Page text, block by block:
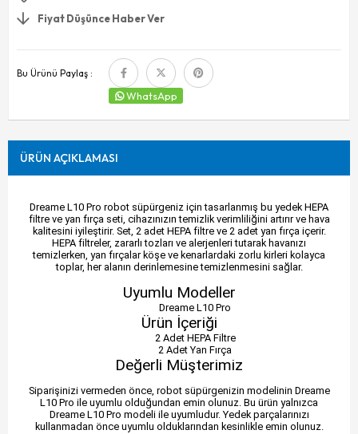
Fiyat Düşünce Haber Ver
Bu Ürünü Paylaş :
WhatsApp
ÜRÜN AÇIKLAMASI
Dreame L10 Pro robot süpürgeniz için tasarlanmış bu yedek HEPA
filtre ve yan fırça seti, cihazınızın temizlik verimliliğini artırır ve hava
kalitesini iyileştirir. Set, 2 adet HEPA filtre ve 2 adet yan fırça içerir.
HEPA filtreler, zararlı tozları ve alerjenleri tutarak havanızı
temizlerken, yan fırçalar köşe ve kenarlardaki zorlu kirleri kolayca
toplar, her alanın derinlemesine temizlenmesini sağlar.
Uyumlu Modeller
Dreame L10 Pro
Ürün İçeriği
2 Adet HEPA Filtre
2 Adet Yan Fırça
Değerli Müşterimiz
Siparişinizi vermeden önce, robot süpürgenizin modelinin Dreame
L10 Pro ile uyumlu olduğundan emin olunuz. Bu ürün yalnızca
Dreame L10 Pro modeli ile uyumludur. Yedek parçalarınızı
kullanmadan önce uyumlu olduklarından kesinlikle emin olunuz.